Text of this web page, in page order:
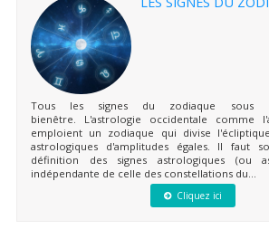
Tous les signes du zodiaque sous
bienêtre. L'astrologie occidentale comme
emploient un zodiaque qui divise
astrologiques d'amplitudes égales. Il faut
définition des signes astrologiques (ou
indépendante de celle des constellations du...
Cliquez ici